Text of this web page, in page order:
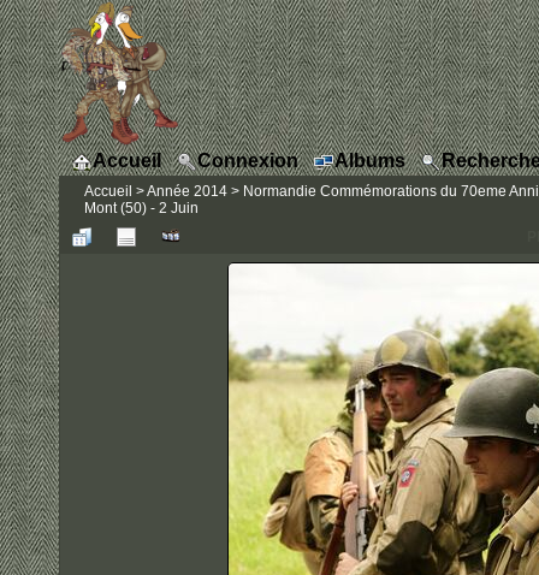
Accueil Connexion Albums
Accueil >Année 2014 > Normandie Commémorations du 70eme
Mont (50) - 2 Juin